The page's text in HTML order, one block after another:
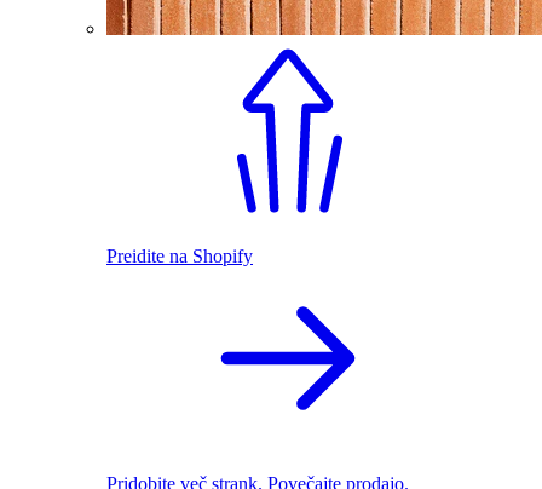
Preidite na Shopify
Pridobite več strank. Povečajte prodajo.